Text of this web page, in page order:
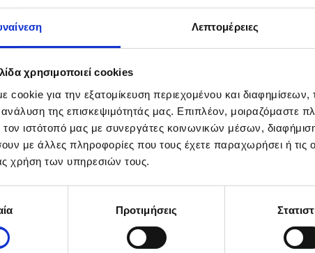
Λεπτομέρειες
χρησιμοποιεί cookies
cookie για την εξατομίκευση περιεχομένου και
της επισκεψιμότητάς μας. Επιπλέον, μοιραζόμαστε
τον ιστότοπό μας με συνεργάτες κοινωνικών μέσων,
με άλλες πληροφορίες που τους έχετε παραχωρήσει ή τις
χρήση των υπηρεσιών τους.
Προτιμήσεις
called 'Sizdah be Dar', the thirteenth day of Nowruz (Persian
year which begins 20 March. EPA/ABEDIN TAHERKENAREH